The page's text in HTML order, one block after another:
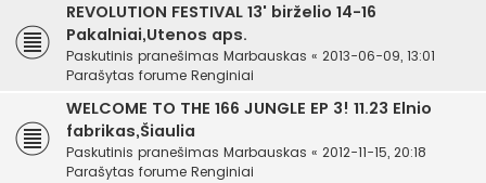
REVOLUTION FESTIVAL 13' birželio 14-16
Pakalniai,Utenos aps.
Paskutinis pranešimas Marbauskas « 2013-06-09, 13:01
Parašytas forume Renginiai
WELCOME TO THE 166 JUNGLE EP 3! 11.23 Elnio
fabrikas,Šiaulia
Paskutinis pranešimas Marbauskas « 2012-11-15, 20:18
Parašytas forume Renginiai